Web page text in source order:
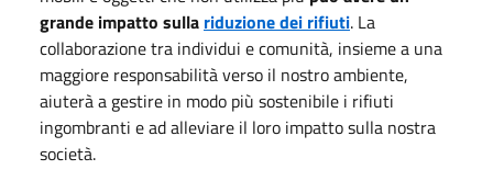
grande impatto sulla riduzione dei rifiuti. La
collaborazione tra individui e comunità, insieme a una
maggiore responsabilità verso il nostro ambiente,
aiuterà a gestire in modo più sostenibile i rifiuti
ingombranti e ad alleviare il loro impatto sulla nostra
società.